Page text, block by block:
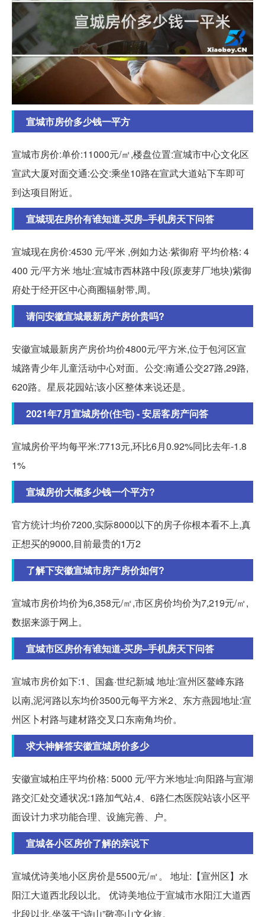
宣城市房价多少钱一平方
宣城市房价:单价:11000元/㎡,楼盘位置:宣城市中心文化区
宣武大厦对面交通:公交:乘坐10路在宣武大道站下车即可
到达项目附近。
宣城现在房价有谁知道-买房–手机房天下问答
宣城现在房价:4530 元/平米 ,例如力达·紫御府 平均价格: 4
400 元/平方米 地址:宣城市西林路中段(原麦芽厂地块)紫御
府处于经开区中心商圈辐射带,周。
请问安徽宣城最新房产房价贵吗?
安徽宣城最新房产房价均价4800元/平方米,位于包河区宣
城路青少年儿童活动中心对面。公交:南通公交27路,29路,
620路。星辰花园站;该小区整体来说还是。
2021年7月宣城房价(住宅) - 安居客房产问答
宣城房价平均每平米:7713元,环比6月0.92%同比去年-1.8
1%
宣城房价大概多少钱一个平方?
官方统计:均价7200,实际8000以下的房子你根本看不上,真
正想买的9000,目前最贵的1万2
了解下安徽宣城市房产房价如何?
宣城市房价均价为6,358元/㎡,市区房价均价为7,219元/㎡,
数据来源于网上。
宣城市区房价有谁知道-买房–手机房天下问答
宣城市房价如下:1、国鑫·世纪新城 地址:宣州区鳌峰东路
以南,泥河路以东均价3500元每平方米2、东方燕园地址:宣
州区卜村路与建材路交叉口东南角均价。
求大神解答安徽宣城房价多少
安徽宣城柏庄平均价格: 5000 元/平方米地址:向阳路与宣湖
路交汇处交通状况:1路加气站,4、6路仁杰医院站该小区平
面设计力求功能合理、设施完善、户。
宣城各小区房价了解的亲说下
宣城优诗美地小区房价是5500元/㎡。 地址:【宣州区】水
阳江大道西北段以北。 优诗美地位于宣城市水阳江大道西
北段以北,坐落于“诗山”敬亭山文化旅。